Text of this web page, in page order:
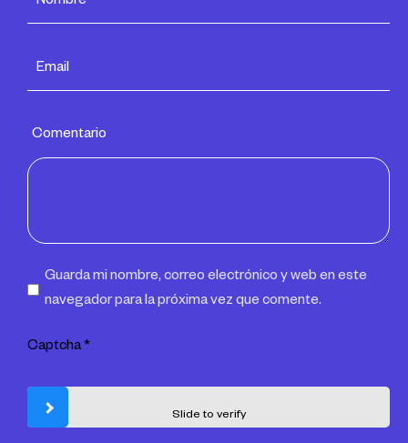
Comentario
Guarda mi nombre, correo electrónico y web en este
navegador para la próxima vez que comente.
Captcha*
Slide to verify